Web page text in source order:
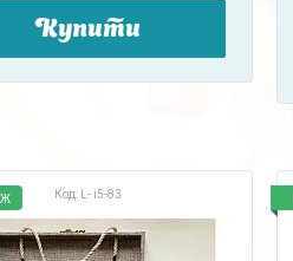
Купити
L- i5-83